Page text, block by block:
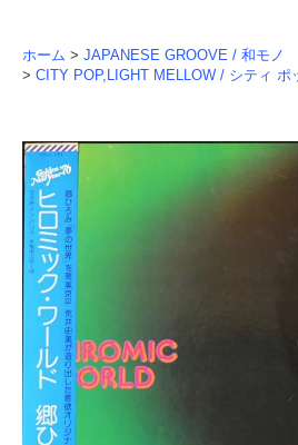
ホーム > JAPANESE GROOVE / 和モノ
> CITY POP,LIGHT MELLOW / シティ ポ